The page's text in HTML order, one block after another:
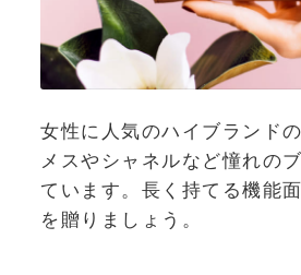
女性に人気のハイブランド
メスやシャネルなど憧れの
ています。長く持てる機能
を贈りましょう。